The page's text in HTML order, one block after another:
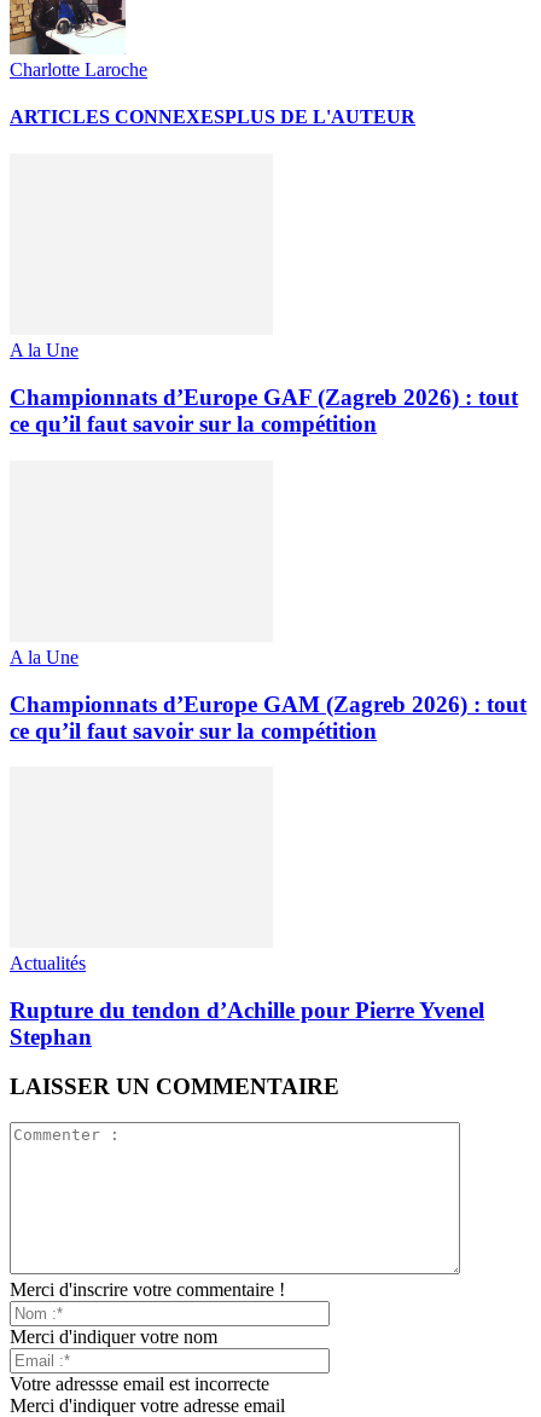
Charlotte Laroche
ARTICLES CONNEXESPLUS DE L'AUTEUR
A la Une
Championnats d’Europe GAF (Zagreb 2026) : tout
ce qu’il faut savoir sur la compétition
A la Une
Championnats d’Europe GAM (Zagreb 2026) : tout
ce qu’il faut savoir sur la compétition
Actualités
Rupture du tendon d’Achille pour Pierre Yvenel
Stephan
LAISSER UN COMMENTAIRE
Merci d'inscrire votre commentaire !
Merci d'indiquer votre nom
Votre adressse email est incorrecte
Merci d'indiquer votre adresse email